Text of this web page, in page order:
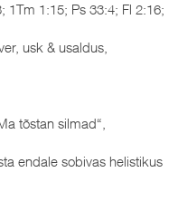
1Tm 1:15; Ps 33:4; Fl 2:16;
usk & usaldus,
tõstan silmad“,
endale sobivas helistikus